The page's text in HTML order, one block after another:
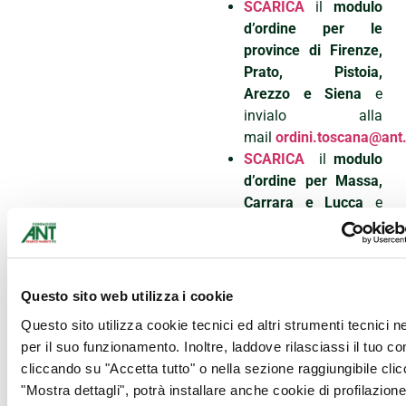
Questo sito web utilizza i cookie
Questo sito utilizza cookie tecnici ed altri strumenti tecnici
per il suo funzionamento. Inoltre, laddove rilasciassi il tuo
cliccando su "Accetta tutto" o nella sezione raggiungibile
"Mostra dettagli", potrà installare anche cookie di
SCARICA il modulo
d’ordine per le
province di Firenze,
Prato, Pistoia,
Arezzo e Siena e
invialo alla
mail
SCARICA il modulo
d’ordine per Massa,
Carrara e Lucca e
invialo alla
3102847(Delegazione
Firenze-Prato Pistoia)
o0585-040532 –
349